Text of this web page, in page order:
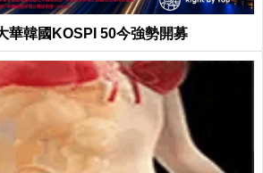
華韓國KOSPI 50今強勢開募